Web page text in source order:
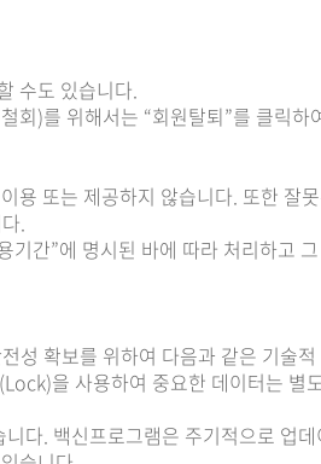
수도 있습니다.
회)를 위해서는 “회원탈퇴”를 클릭
용 또는 제공하지 않습니다. 또한 잘
.
간”에 명시된 바에 따라 처리하고
성 확보를 위하여 다음과 같은 기술
을 사용하여 중요한 데이터는 별
다. 백신프로그램은 주기적으로 업